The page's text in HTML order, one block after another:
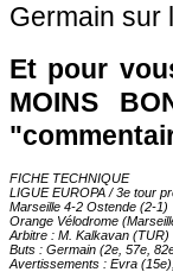
Germain sur
Et pour
MOINS
FICHE TECHNIQUE
LIGUE EUROPA / 3e tour
Marseille 4-2 Ostende (2-1)
Orange Vélodrome
Arbitre : M. Kalkavan (TUR)
Buts : Germain (2e, 57e,
Avertissements : Evra